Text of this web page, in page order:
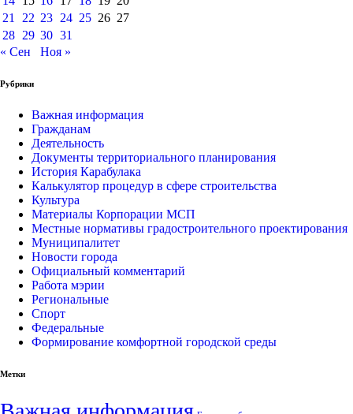
21
22 23 24 25 26 27
28 29 30 31
« Сен
Ноя »
Рубрики
Важная информация
Гражданам
Деятельность
Документы территориального планирования
История Карабулака
Калькулятор процедур в сфере строительства
Культура
Материалы Корпорации МСП
Местные нормативы градостроительного проектирования
Муниципалитет
Новости города
Официальный комментарий
Работа мэрии
Региональные
Спорт
Федеральные
Формирование комфортной городской среды
Метки